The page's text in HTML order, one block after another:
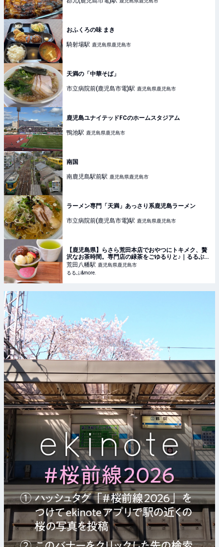
おふくろの味 まき
騎射場駅 鹿児島県鹿児島市
天満の「中華そば」
市立病院前(鹿児島市電)駅 鹿児島県鹿児島市
鹿児島ユナイテッドFCのホームスタジアム
鴨池駅 鹿児島県鹿児島市
南国
南鹿児島駅前駅 鹿児島県鹿児島市
ラーメン専門「天満」あっさり系鹿児島ラーメン
市立病院前(鹿児島市電)駅 鹿児島県鹿児島市
【鹿児島県】らさら荒田本店でおやつにトキメク、贅
沢なお茶時間。専門店の緑茶をごゆるりと♪｜るるぶ
&more.
荒田八幡駅 鹿児島県鹿児島市
るるぶ&more.